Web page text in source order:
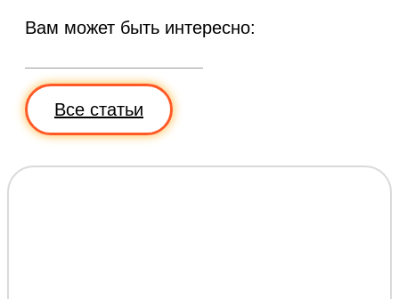
Вам может быть интересно:
Все статьи